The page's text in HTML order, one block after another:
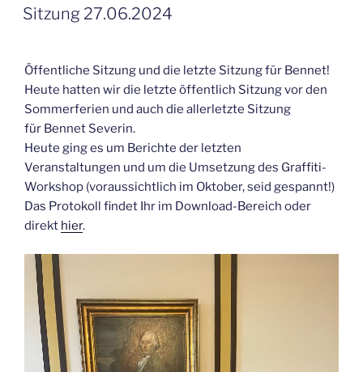
AM
Sitzung 27.06.2024
Öffentliche Sitzung und die letzte Sitzung für Bennet!
Heute hatten wir die letzte öffentlich Sitzung vor den
Sommerferien und auch die allerletzte Sitzung
für Bennet Severin.
Heute ging es um Berichte der letzten
Veranstaltungen und um die Umsetzung des Graffiti-
Workshop (voraussichtlich im Oktober, seid gespannt!)
Das Protokoll findet Ihr im Download-Bereich oder
direkt hier.